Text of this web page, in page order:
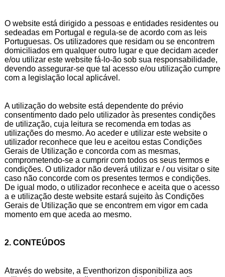
O website está dirigido a pessoas e entidades residentes ou
sedeadas em Portugal e regula-se de acordo com as leis
Portuguesas. Os utilizadores que residam ou se encontrem
domiciliados em qualquer outro lugar e que decidam aceder
e/ou utilizar este website fá-lo-ão sob sua responsabilidade,
devendo assegurar-se que tal acesso e/ou utilização cumpre
com a legislação local aplicável.
A utilização do website está dependente do prévio
consentimento dado pelo utilizador às presentes condições
de utilização, cuja leitura se recomenda em todas as
utilizações do mesmo. Ao aceder e utilizar este website o
utilizador reconhece que leu e aceitou estas Condições
Gerais de Utilização e concorda com as mesmas,
comprometendo-se a cumprir com todos os seus termos e
condições. O utilizador não deverá utilizar e / ou visitar o site
caso não concorde com os presentes termos e condições.
De igual modo, o utilizador reconhece e aceita que o acesso
a e utilização deste website estará sujeito às Condições
Gerais de Utilização que se encontrem em vigor em cada
momento em que aceda ao mesmo.
2. CONTEÚDOS
Através do website, a Eventhorizon disponibiliza aos